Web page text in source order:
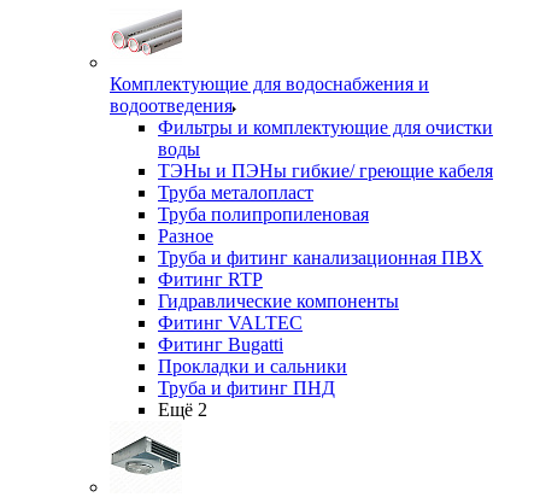
Комплектующие для водоснабжения и
водоотведения
Фильтры и комплектующие для очистки
воды
ТЭНы и ПЭНы гибкие/ греющие кабеля
Труба металопласт
Труба полипропиленовая
Разное
Труба и фитинг канализационная ПВХ
Фитинг RTP
Гидравлические компоненты
Фитинг VALTEC
Фитинг Bugatti
Прокладки и сальники
Труба и фитинг ПНД
Ещё 2